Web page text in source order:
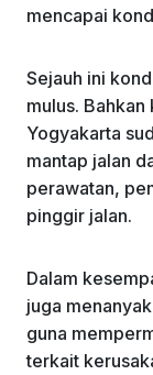
mencapai
Sejauh ini
mulus.
Yogyakarta
mantap jalan
perawatan,
pinggir jalan.
Dalam
juga
guna
terkait